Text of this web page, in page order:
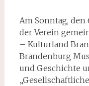
Am Sonntag,
der Verein
– Kulturland
Brandenburg
und Geschichte